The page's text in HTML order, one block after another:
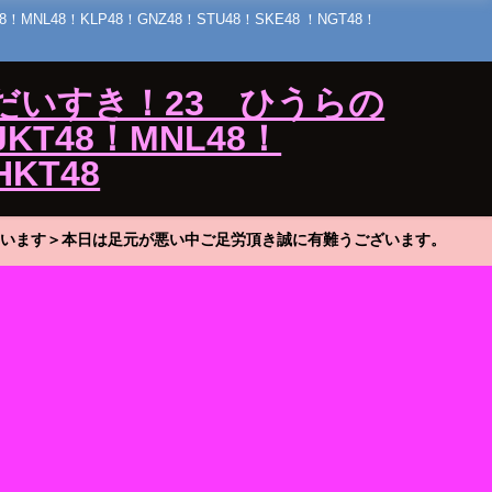
！KLP48！GNZ48！STU48！SKE48 ！NGT48！
いすき！23 ひうらの
！MNL48！
す＞本日は足元が悪い中ご足労頂き誠に有難うございます。